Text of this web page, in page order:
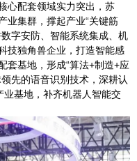
心配套领域实力突出，苏
业集群，撑起产业“关键筋
字安防、智能系统集成、机
技独角兽企业，打造智能感
套基地，形成“算法+制造+应
先的语音识别技术，深耕认
业基地，补齐机器人智能交